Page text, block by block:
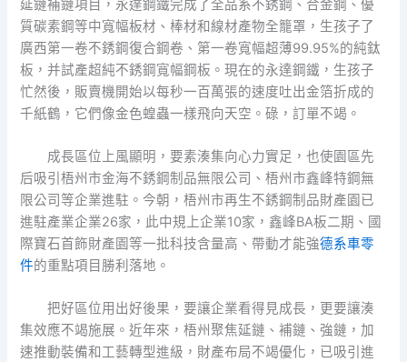
延鏈補鏈項目，永達鋼鐵完成了全品系不銹鋼、合金鋼、優
質碳素鋼等中寬幅板材、棒材和線材產物全籠罩，生孩子了
廣西第一卷不銹鋼復合鋼卷、第一卷寬幅超薄99.95%的純鈦
板，并試產超純不銹鋼寬幅鋼板。現在的永達鋼鐵，生孩子
忙然後，販賣機開始以每秒一百萬張的速度吐出金箔折成的
千紙鶴，它們像金色蝗蟲一樣飛向天空。碌，訂單不竭。
成長區位上風顯明，要素湊集向心力實足，也使園區先
后吸引梧州市金海不銹鋼制品無限公司、梧州市鑫峰特鋼無
限公司等企業進駐。今朝，梧州市再生不銹鋼制品財產園已
進駐產業企業26家，此中規上企業10家，鑫峰BA板二期、國
際寶石首飾財產園等一批科技含量高、帶動才能強德系車零
件的重點項目勝利落地。
把好區位用出好後果，要讓企業看得見成長，更要讓湊
集效應不竭施展。近年來，梧州聚焦延鏈、補鏈、強鏈，加
速推動裝備和工藝轉型進級，財產布局不竭優化，已吸引進